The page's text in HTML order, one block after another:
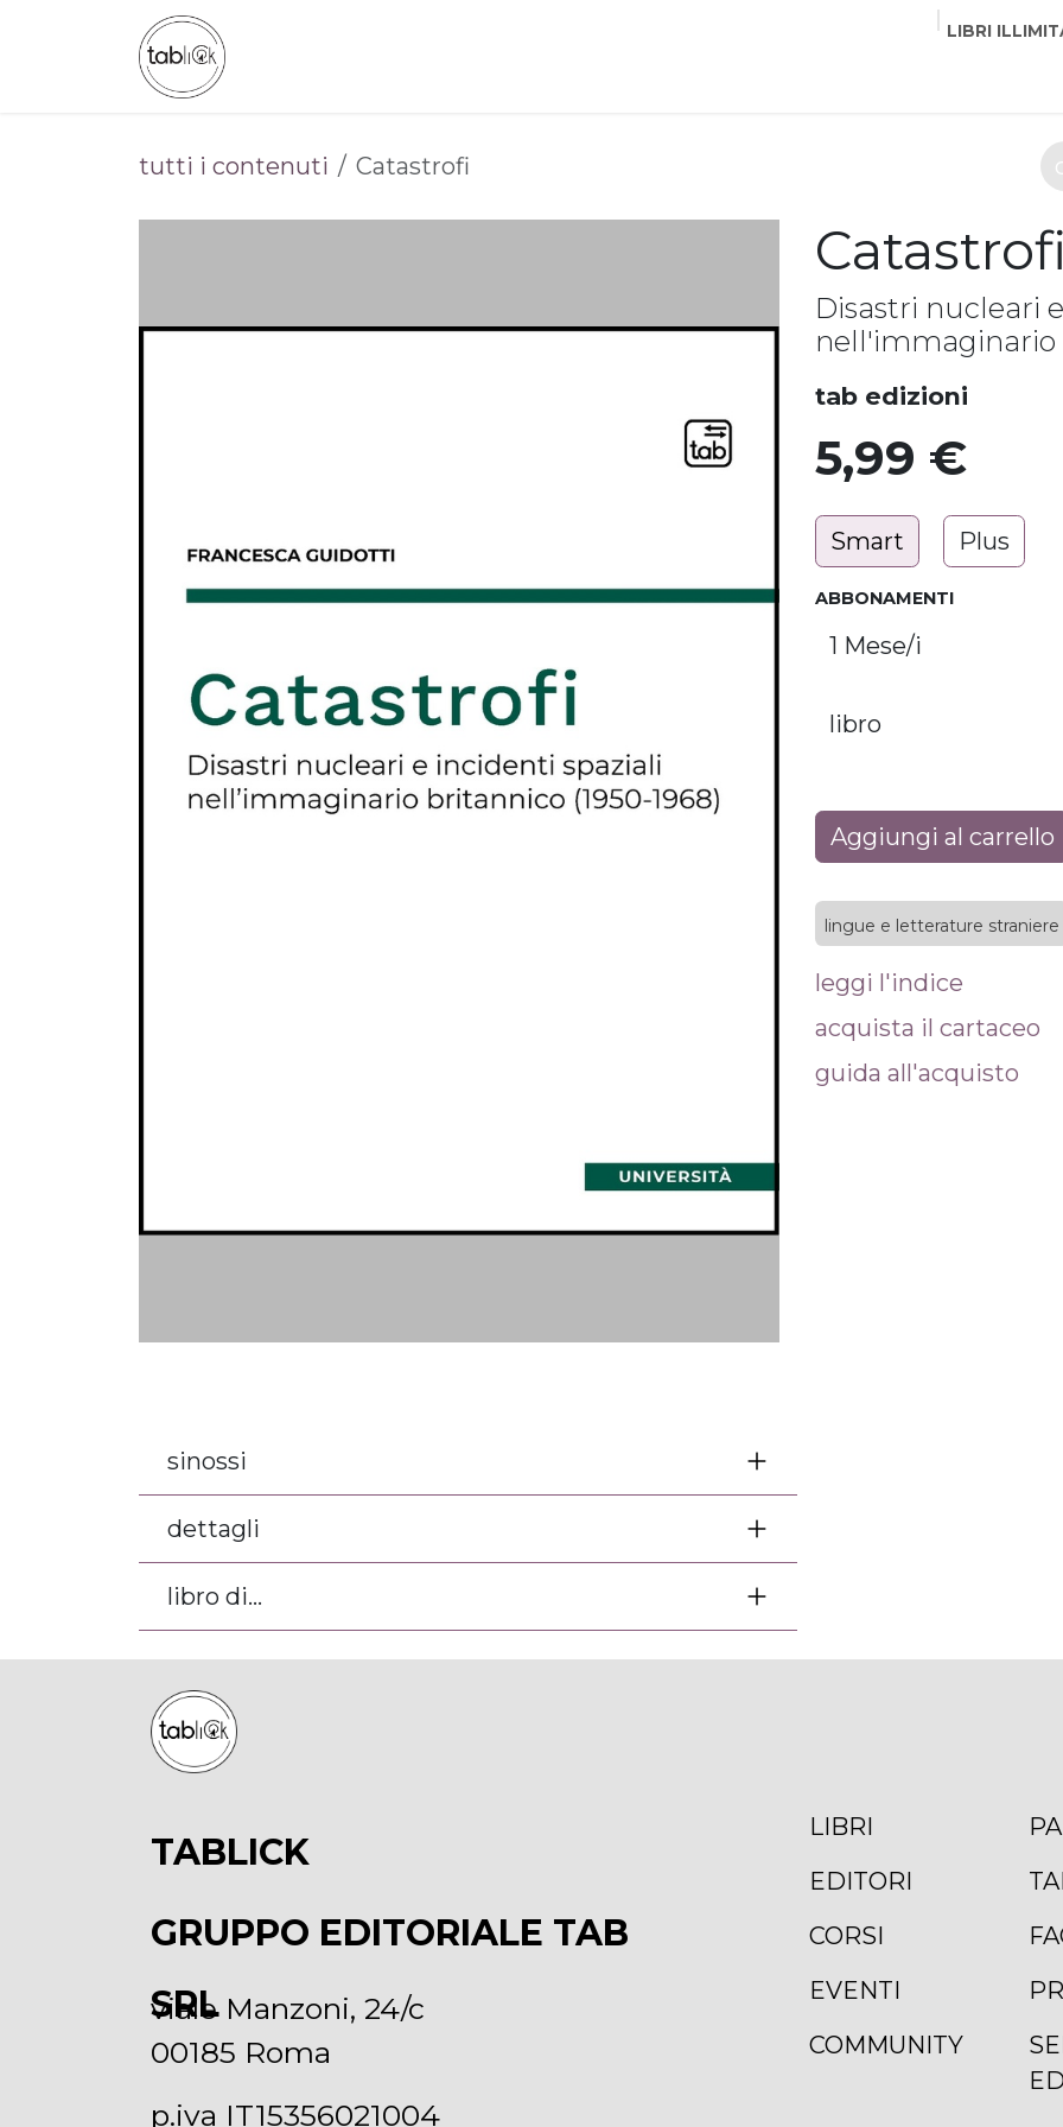
Passa al contenuto LIBRI
tutti i contenuti Catastrofi
Catastrofi
Disastri nucleari
nell'immaginario
tab edizioni
5,99 €
Smart Plus
ABBONAMENTI
Aggiungi al carrello
lingue e letterature straniere
leggi l'indice
acquista il cartaceo
guida all'acquisto
sinossi
dettagli
libro di...
viale Manzoni, 24/c
00185 Roma
p.iva IT15356021004
LIBRI
EDITORI
CORSI
EVENTI
COMMUNITY
TABLICK
GRUPPO EDITORIALE TAB
SRL